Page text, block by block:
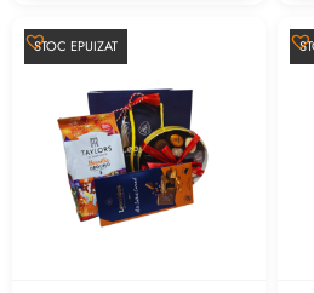
STOC EPUIZAT